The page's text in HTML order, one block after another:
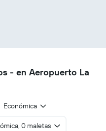
- en Aeropuerto La
Económica
0 maletas